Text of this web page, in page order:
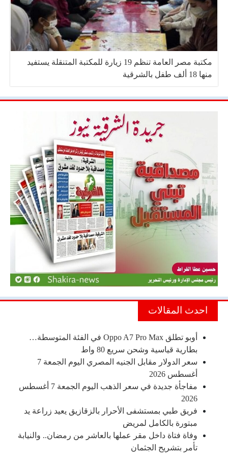
مكتبة مصر العامة تنظم 19 زيارة للمكتبة المتنقلة يستفيد
منها 18 ألف طفل بالشرقية
احدث المقالات
أوبو تطلق Oppo A7 Pro Max في الفئة المتوسطة…
بطارية قياسية وشحن سريع 80 واط
سعر الدولار مقابل الجنيه المصري اليوم الجمعة 7
أغسطس 2026
مفاجأة جديدة في سعر الذهب اليوم الجمعة 7 أغسطس
2026
فريق طبي بمستشفى الأحرار بالزقازيق يعيد زراعة يد
مبتورة بالكامل لمريض
وفاة فتاة داخل مقر عملها بالعاشر من رمضان.. والنيابة
تأمر بتشريح الجثمان